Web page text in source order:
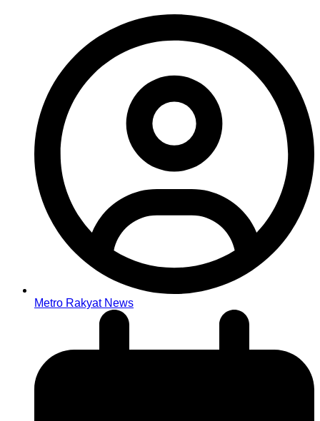
Metro Rakyat News